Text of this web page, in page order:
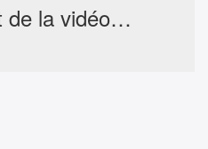
de la vidéo…